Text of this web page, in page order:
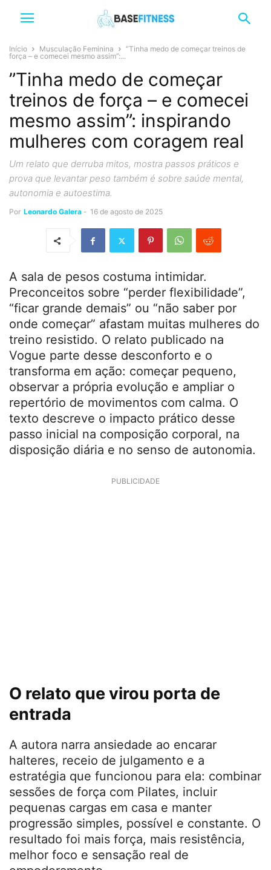
Início Musculação Feminina
”Tinha medo de começar treinos de
força – e comecei mesmo assim”:...
”Tinha medo de começar
treinos de força – e comecei
mesmo assim”: inspirando
mulheres com coragem real
Um relato que derruba mitos, mostra passos práticos e
prova que levantar peso também é sobre saúde mental,
autonomia e autoestima.
Por Leonardo Galera - 16 de agosto de 2025
A sala de pesos costuma intimidar.
Preconceitos sobre “perder flexibilidade”,
“ficar grande demais” ou “não saber por
onde começar” afastam muitas mulheres do
treino resistido. O relato publicado na
Vogue parte desse desconforto e o
transforma em ação: começar pequeno,
observar a própria evolução e ampliar o
repertório de movimentos com calma. O
texto descreve o impacto prático desse
passo inicial na composição corporal, na
disposição diária e no senso de autonomia.
PUBLICIDADE
O relato que virou porta de
entrada
A autora narra ansiedade ao encarar
halteres, receio de julgamento e a